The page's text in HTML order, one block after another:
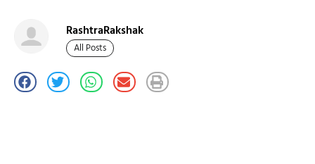
RashtraRakshak
All Posts